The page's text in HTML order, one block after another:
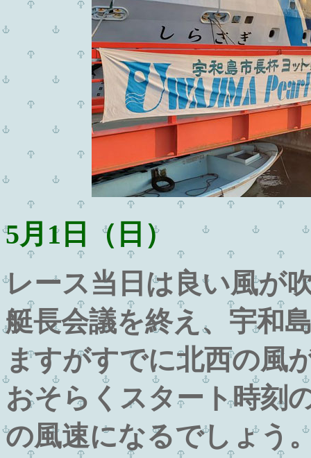
5月1日（日）
レース当日は良い風が
艇長会議を終え、宇和
ますがすでに北西の風
おそらくスタート時刻
の風速になるでしょう